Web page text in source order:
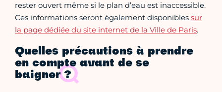
rester ouvert même si le plan d’eau est inaccessible.
Ces informations seront également disponibles sur
la page dédiée du site internet de la Ville de Paris.
Quelles précautions à prendre
en compte avant de se
baigner ?